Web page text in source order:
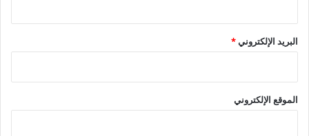
البريد الإلكتروني*
الموقع الإلكتروني